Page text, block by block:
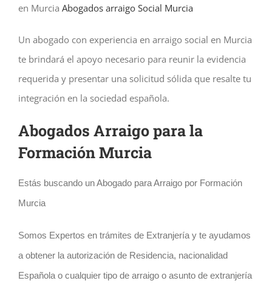
en Murcia Abogados arraigo Social Murcia
Un abogado con experiencia en arraigo social en Murcia
te brindará el apoyo necesario para reunir la evidencia
requerida y presentar una solicitud sólida que resalte tu
integración en la sociedad española.
Abogados Arraigo para la
Formación Murcia
Estás buscando un Abogado para Arraigo por Formación
Murcia
Somos Expertos en trámites de Extranjería y te ayudamos
a obtener la autorización de Residencia, nacionalidad
Española o cualquier tipo de arraigo o asunto de extranjería